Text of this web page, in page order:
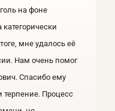
на фоне
мне удалось её
Нам очень помог
Спасибо ему
Процесс